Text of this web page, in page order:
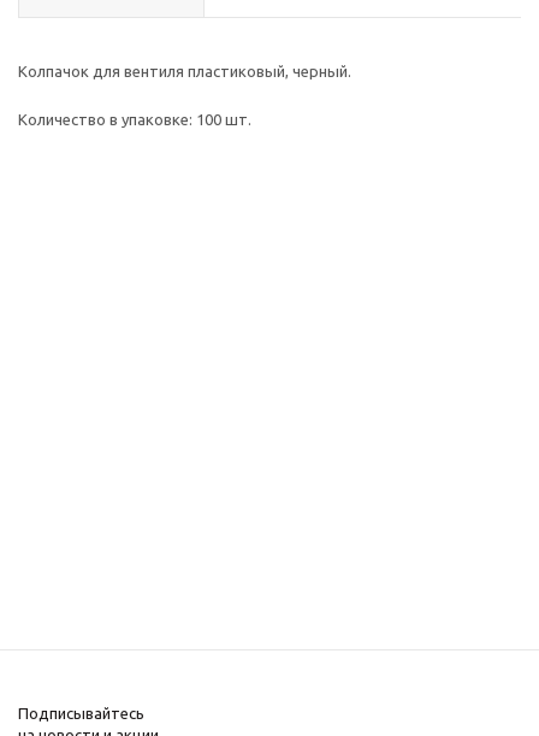
Колпачок для вентиля пластиковый, черный.
Количество в упаковке: 100 шт.
Подписывайтесь